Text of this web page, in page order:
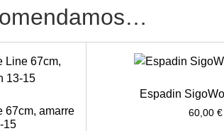
67cm, amarre
15
Espadin
60,00 €